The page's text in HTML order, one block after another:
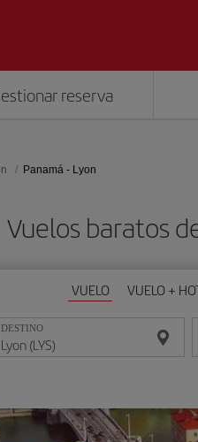
reserva
Panamá - Lyon
Vuelos baratos
VUELO VUELO +
DESTINO